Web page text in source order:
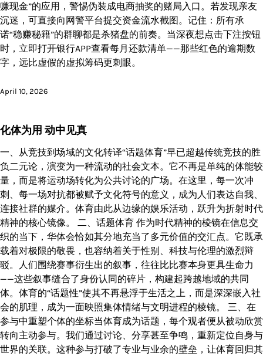
赚现金”的应用，警惕伪装成电商抽奖的赌局入口。若发现亲友
沉迷，可直接向网警平台提交资金流水截图。记住：所有承
诺“稳赚秘籍”的群聊都是杀猪盘的前奏。当深夜想点击下注按钮
时，立即打开银行APP查看每月还款清单——那些红色的逾期数
字，远比虚假的虚拟筹码更刺眼。
April 10, 2026
化体为用 动中见真
一、从竞技到场域的文化转译“话题体育”早已超越传统竞技的胜
负二元论，演变为一种流动的社会文本。它不再是单纯的体能较
量，而是将运动场转化为公共讨论的广场。在这里，每一次冲
刺、每一场对抗都被赋予文化符号的意义，成为人们表达自我、
连接社群的媒介。体育由此从边缘的娱乐活动，跃升为折射时代
精神的核心镜像。 二、话题体育 作为时代精神的棱镜在信息交
织的当下，华体会恰如其分地充当了多元价值的交汇点。它既承
载着对极限的敬畏，也容纳着关于性别、科技与伦理的激烈辩
驳。人们围绕赛事衍生出的叙事，往往比比赛本身更具生命力
——这些叙事缝合了身份认同的碎片，构建起跨越地域的共同
体。体育的“话题性”使其不再悬浮于生活之上，而是深深嵌入社
会的肌理，成为一面映照集体情绪与文明进程的棱镜。 三、在
参与中重塑个体的坐标当体育成为话题，每个观者便从被动欣赏
转向主动参与。我们通过讨论、分享甚至争鸣，重新定位自身与
世界的关联。这种参与打破了专业与业余的壁垒，让体育回归其